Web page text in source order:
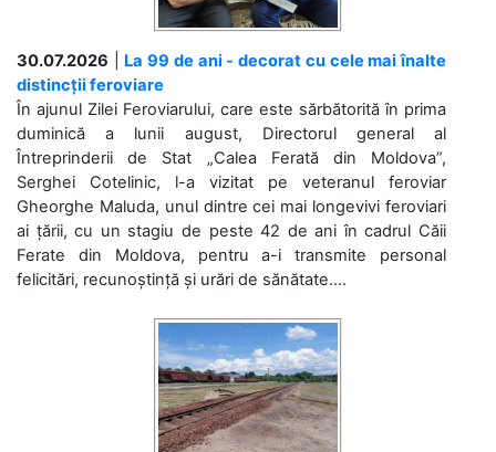
30.07.2026
La 99 de ani - decorat cu cele mai înalte
distincții feroviare
În ajunul Zilei Feroviarului, care este sărbătorită în prima
duminică a lunii august, Directorul general al
Întreprinderii de Stat „Calea Ferată din Moldova”,
Serghei Cotelinic, l-a vizitat pe veteranul feroviar
Gheorghe Maluda, unul dintre cei mai longevivi feroviari
ai țării, cu un stagiu de peste 42 de ani în cadrul Căii
Ferate din Moldova, pentru a-i transmite personal
felicitări, recunoștință și urări de sănătate....